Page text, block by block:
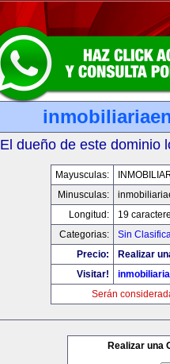
El dueño de este dominio
Mayusculas:
Minusculas:
Longitud:
19
Categorias:
Sin
Precio:
Realizar
Visitar!
Serán
Realizar una